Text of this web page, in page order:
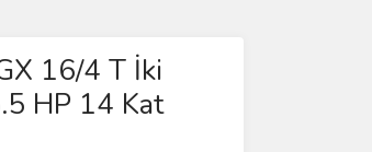
16/4 T İki
HP 14 Kat